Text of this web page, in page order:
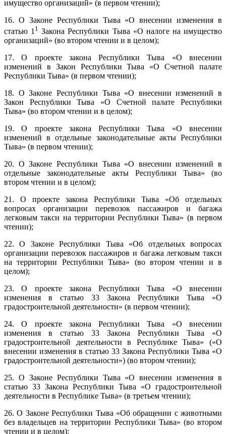
имущество организаций» (в первом чтении);
16. О Законе Республики Тыва «О внесении изменения в
статью 1 1 Закона Республики Тыва «О налоге на имущество
организаций» (во втором чтении и в целом);
17. О проекте закона Республики Тыва «О внесении
изменений в Закон Республики Тыва «О Счетной палате
Республики Тыва» (в первом чтении);
18. О Законе Республики Тыва «О внесении изменений в
Закон Республики Тыва «О Счетной палате Республики
Тыва» (во втором чтении и в целом);
19. О проекте закона Республики Тыва «О внесении
изменений в отдельные законодательные акты Республики
Тыва» (в первом чтении);
20. О Законе Республики Тыва «О внесении изменений в
отдельные законодательные акты Республики Тыва» (во
втором чтении и в целом);
21. О проекте закона Республики Тыва «Об отдельных
вопросах организации перевозок пассажиров и багажа
легковым такси на территории Республики Тыва» (в первом
чтении);
22. О Законе Республики Тыва «Об отдельных вопросах
организации перевозок пассажиров и багажа легковым такси
на территории Республики Тыва» (во втором чтении и в
целом);
23. О проекте закона Республики Тыва «О внесении
изменения в статью 33 Закона Республики Тыва «О
градостроительной деятельности» (в первом чтении);
24. О проекте закона Республики Тыва «О внесении
изменения в статью 33 Закона Республики Тыва «О
градостроительной деятельности в Республике Тыва» («О
внесении изменения в статью 33 Закона Республики Тыва «О
градостроительной деятельности») (во втором чтении);
25. О Законе Республики Тыва «О внесении изменения в
статью 33 Закона Республики Тыва «О градостроительной
деятельности в Республике Тыва» (в третьем чтении);
26. О Законе Республики Тыва «Об обращении с животными
без владельцев на территории Республики Тыва» (во втором
чтении и в целом);